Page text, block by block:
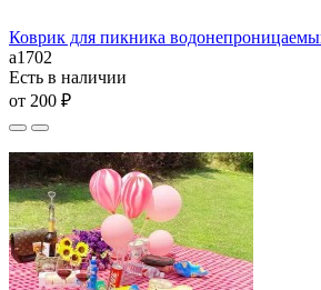
Коврик для пикника
а1702
Есть в наличии
от 200 ₽